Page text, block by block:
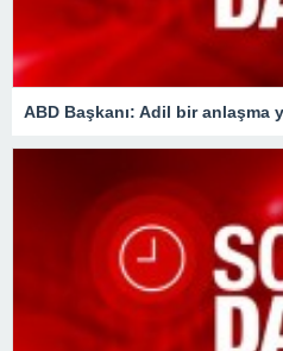
ABD Başkanı: Adil bir anlaşma